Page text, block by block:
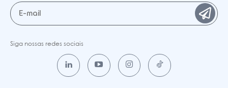
Siga nossas redes sociais